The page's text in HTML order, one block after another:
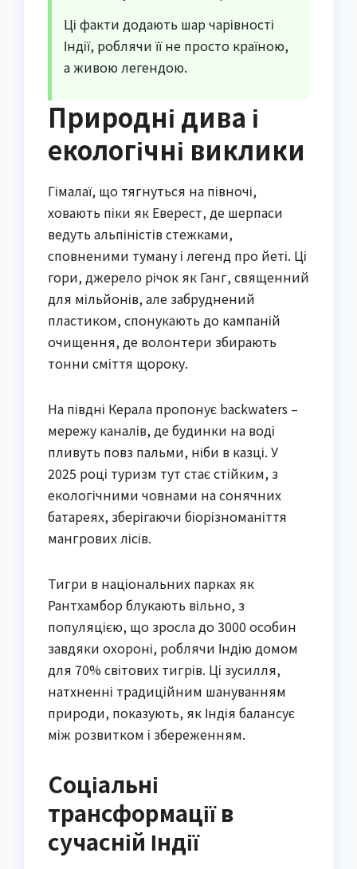
Ці факти додають шар чарівності
Індії, роблячи її не просто країною,
а живою легендою.
Природні дива і
екологічні виклики
Гімалаї, що тягнуться на півночі,
ховають піки як Еверест, де шерпаси
ведуть альпіністів стежками,
сповненими туману і легенд про йеті. Ці
гори, джерело річок як Ганг, священний
для мільйонів, але забруднений
пластиком, спонукають до кампаній
очищення, де волонтери збирають
тонни сміття щороку.
На півдні Керала пропонує backwaters –
мережу каналів, де будинки на воді
пливуть повз пальми, ніби в казці. У
2025 році туризм тут стає стійким, з
екологічними човнами на сонячних
батареях, зберігаючи біорізноманіття
мангрових лісів.
Тигри в національних парках як
Рантхамбор блукають вільно, з
популяцією, що зросла до 3000 особин
завдяки охороні, роблячи Індію домом
для 70% світових тигрів. Ці зусилля,
натхненні традиційним шануванням
природи, показують, як Індія балансує
між розвитком і збереженням.
Соціальні
трансформації в
сучасній Індії